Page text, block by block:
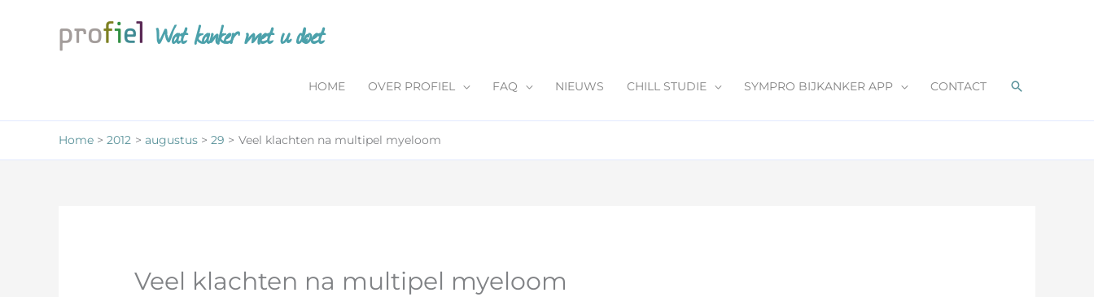
Wat kanker met u doet
HOME OVER PROFIEL FAQ NIEUWS CHILL STUDIE SYMPRO BIJKANKER APP CONTACT Zoeken
Home 2012 augustus 29 Veel klachten na multipel myeloom
Veel klachten na multipel myeloom